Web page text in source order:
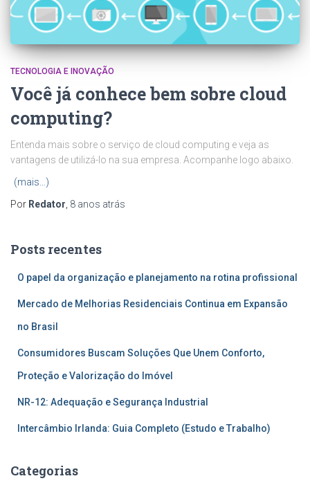
TECNOLOGIA E INOVAÇÃO
Você já conhece bem sobre cloud
computing?
Entenda mais sobre o serviço de cloud computing e veja as
vantagens de utilizá-lo na sua empresa. Acompanhe logo abaixo.
(mais…)
Por Redator 8 anos atrás
Posts recentes
O papel da organização e planejamento na rotina profissional
Mercado de Melhorias Residenciais Continua em Expansão
no Brasil
Consumidores Buscam Soluções Que Unem Conforto,
Proteção e Valorização do Imóvel
NR-12: Adequação e Segurança Industrial
Intercâmbio Irlanda: Guia Completo (Estudo e Trabalho)
Categorias